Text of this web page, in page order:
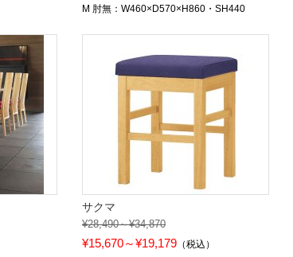
M 肘無：W460×D570×H860・SH440
サクマ
¥28,490～¥34,870
¥15,670～¥19,179 （税込）